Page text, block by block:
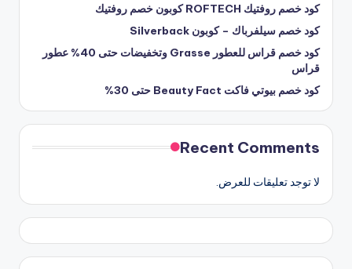
كود خصم روفتيك ROFTECH كوبون خصم روفتيك
كود خصم سيلفرباك – كوبون Silverback
كود خصم قراس للعطور Grasse وتخفيضات حتى 40% عطور
قراس
كود خصم بيوتي فاكت Beauty Fact حتى 30%
Recent Comments
لا توجد تعليقات للعرض.